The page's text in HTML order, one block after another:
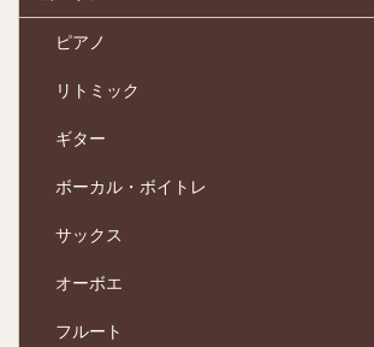
ピアノ
リトミック
ギター
ボーカル・ボイトレ
サックス
オーボエ
フルート